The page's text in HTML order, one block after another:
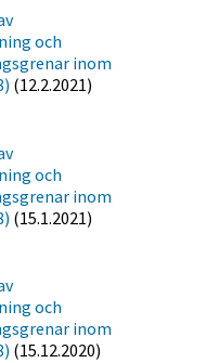
och
inom
(12.2.2021)
och
inom
(15.1.2021)
och
inom
(15.12.2020)